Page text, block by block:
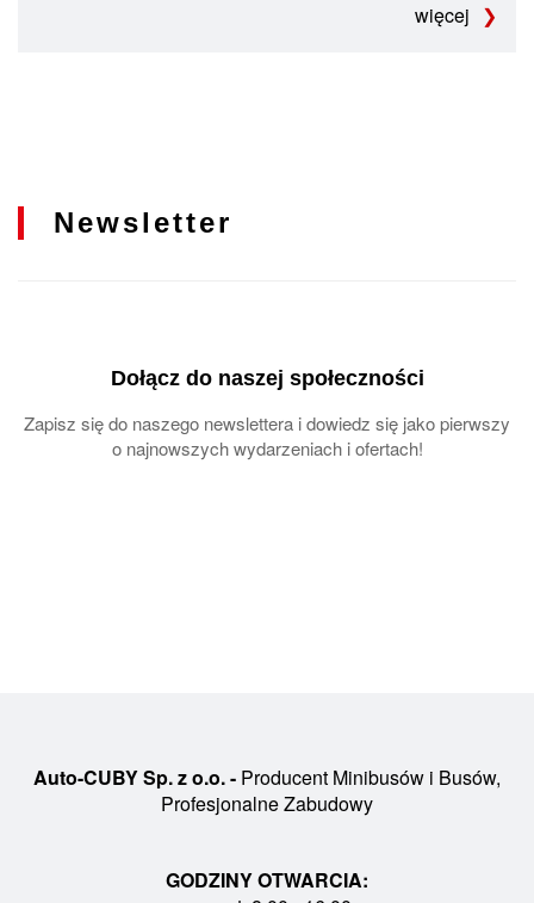
więcej
Newsletter
Dołącz do naszej społeczności
Zapisz się do naszego newslettera i dowiedz się jako pierwszy
o najnowszych wydarzeniach i ofertach!
Auto-CUBY Sp. z o.o. - Producent Minibusów i Busów,
Profesjonalne Zabudowy
GODZINY OTWARCIA: